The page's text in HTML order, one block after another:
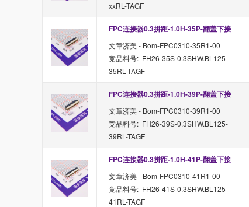
xxRL-TAGF
FPC连接器0.3拼距-1.0H-35P-翻盖下接
文章济美 - Bom-FPC0310-35R1-00
竞品料号: FH26-35S-0.3SHW.BL125-
35RL-TAGF
FPC连接器0.3拼距-1.0H-39P-翻盖下接
文章济美 - Bom-FPC0310-39R1-00
竞品料号: FH26-39S-0.3SHW.BL125-
39RL-TAGF
FPC连接器0.3拼距-1.0H-41P-翻盖下接
文章济美 - Bom-FPC0310-41R1-00
竞品料号: FH26-41S-0.3SHW.BL125-
41RL-TAGF